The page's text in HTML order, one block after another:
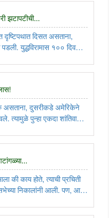
झटापटीची...
दृष्टिपथात दिसत असताना,
युद्धविरामास १०० दिवस
असताना, दुसरीकडे अमेरिकेने
त्यामुळे पुन्हा एकदा शांतिवार्ता
की काय होते, त्याची प्रचिती
निकालांनी आली. पण, आता